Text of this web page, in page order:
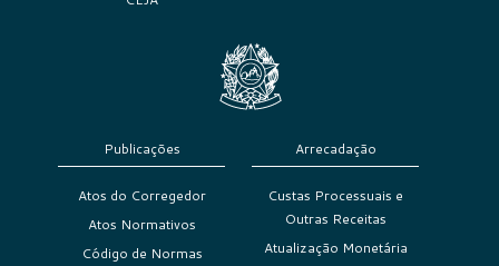
Publicações
Atos do Corregedor
Atos Normativos
Código de Normas
Arrecadação
Custas Processuais e
Outras Receitas
Atualização Monetária